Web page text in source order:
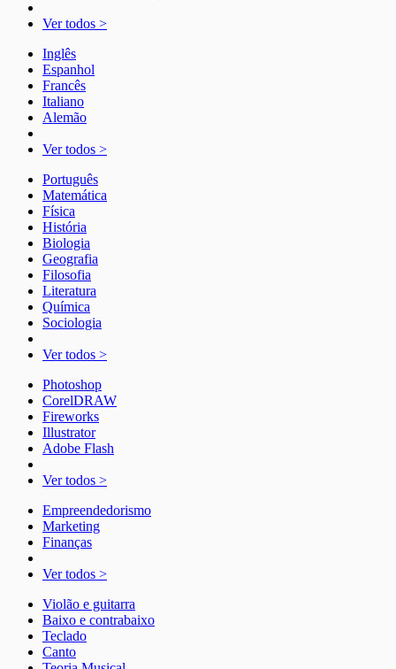
Ver todos >
Inglês
Espanhol
Francês
Italiano
Alemão
Ver todos >
Português
Matemática
Física
História
Biologia
Geografia
Filosofia
Literatura
Química
Sociologia
Ver todos >
Photoshop
CorelDRAW
Fireworks
Illustrator
Adobe Flash
Ver todos >
Empreendedorismo
Marketing
Finanças
Ver todos >
Violão e guitarra
Baixo e contrabaixo
Teclado
Canto